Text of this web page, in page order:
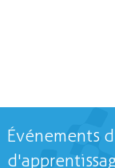
Événements